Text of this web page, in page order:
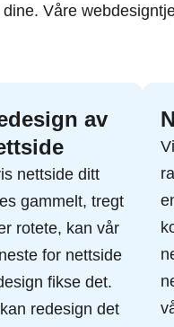
Våre
av
nettside ditt
gammelt, tregt
rotete, kan vår
for nettside
fikse det.
redesign det